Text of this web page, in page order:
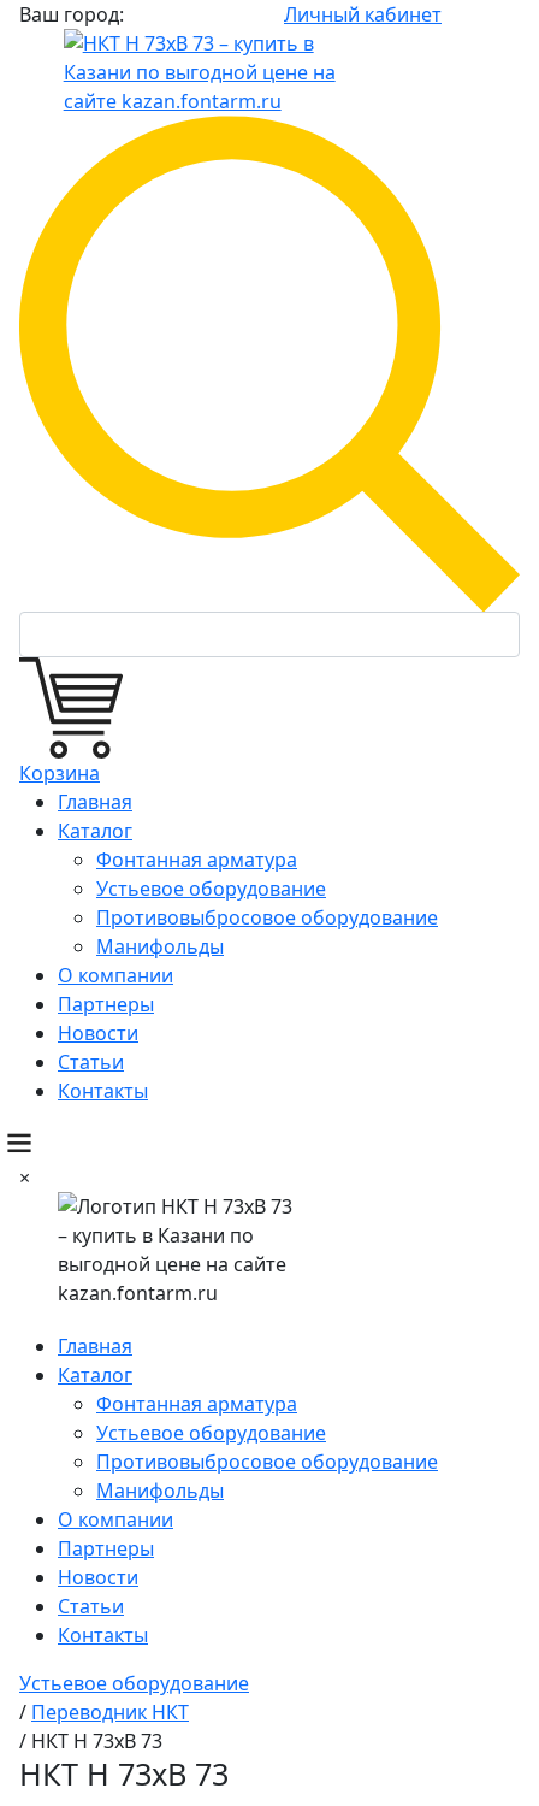
Ваш город: Личный кабинет
Корзина
Главная
Каталог
Фонтанная арматура
Устьевое оборудование
Противовыбросовое оборудование
Манифольды
О компании
Партнеры
Новости
Статьи
Контакты
×
Главная
Каталог
Фонтанная арматура
Устьевое оборудование
Противовыбросовое оборудование
Манифольды
О компании
Партнеры
Новости
Статьи
Контакты
Устьевое оборудование
/ Переводник НКТ
/ НКТ Н 73хВ 73
НКТ Н 73хВ 73